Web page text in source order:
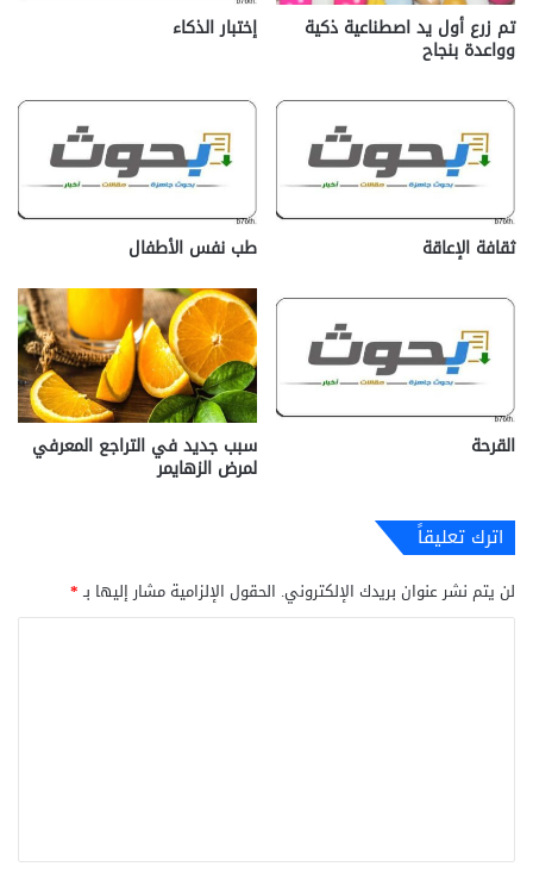
تم زرع أول يد اصطناعية ذكية
وواعدة بنجاح
إختبار الذكاء
ثقافة الإعاقة طب نفس الأطفال
القرحة سبب جديد في التراجع المعرفي
لمرض الزهايمر
اترك تعليقاً
لن يتم نشر عنوان بريدك الإلكتروني. الحقول الإلزامية مشار إليها بـ*